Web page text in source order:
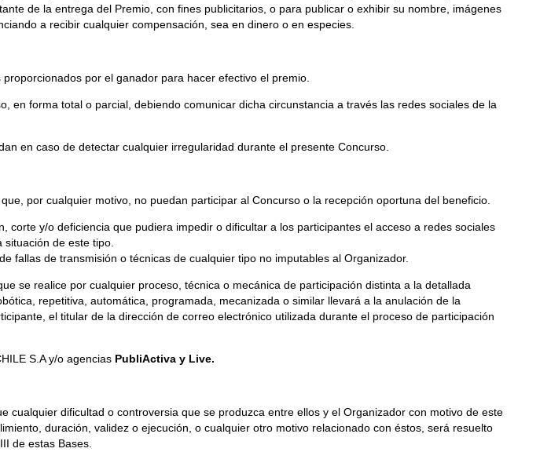
de la entrega del Premio, con fines publicitarios, o para publicar o exhibir su nombre, imágenes
a recibir cualquier compensación, sea en dinero o en especies.
por el ganador para hacer efectivo el premio.
en forma total o parcial, debiendo comunicar dicha circunstancia a través las redes sociales de la
en caso de detectar cualquier irregularidad durante el presente Concurso.
por cualquier motivo, no puedan participar al Concurso o la recepción oportuna del beneficio.
y/o deficiencia que pudiera impedir o dificultar a los participantes el acceso a redes sociales
de este tipo.
fallas de transmisión o técnicas de cualquier tipo no imputables al Organizador.
se realice por cualquier proceso, técnica o mecánica de participación distinta a la detallada
repetitiva, automática, programada, mecanizada o similar llevará a la anulación de la
el titular de la dirección de correo electrónico utilizada durante el proceso de participación
S.A y/o agencias PubliActiva y Live.
dificultad o controversia que se produzca entre ellos y el Organizador con motivo de este
duración, validez o ejecución, o cualquier otro motivo relacionado con éstos, será resuelto
de estas Bases.